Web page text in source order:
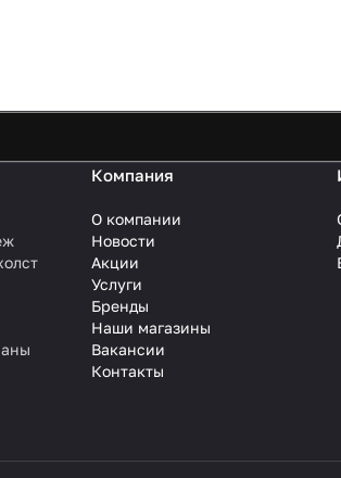
Компания
О компании
Новости
Акции
Услуги
Бренды
Наши магазины
Вакансии
Контакты